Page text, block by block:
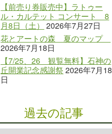
【前売り券販売中】ラトゥー
ル・カルテット コンサート 8
月8日（土）
2026年7月27日
花とアートの森 夏のマップ
2026年7月18日
【7/25、26 観覧無料】石神の
丘開業記念感謝祭 2026年7月18
日
過去の記事